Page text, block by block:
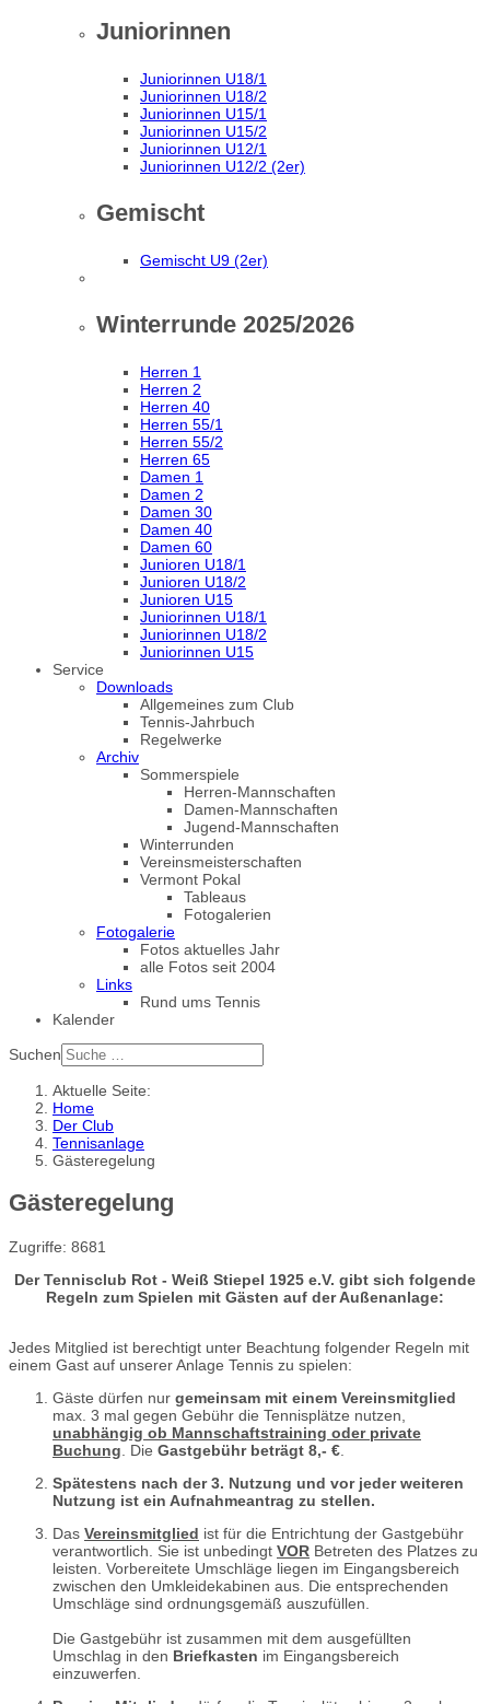
Juniorinnen
Juniorinnen U18/1
Juniorinnen U18/2
Juniorinnen U15/1
Juniorinnen U15/2
Juniorinnen U12/1
Juniorinnen U12/2 (2er)
Gemischt
Gemischt U9 (2er)
Winterrunde 2025/2026
Herren 1
Herren 2
Herren 40
Herren 55/1
Herren 55/2
Herren 65
Damen 1
Damen 2
Damen 30
Damen 40
Damen 60
Junioren U18/1
Junioren U18/2
Junioren U15
Juniorinnen U18/1
Juniorinnen U18/2
Juniorinnen U15
Service
Downloads
Allgemeines zum Club
Tennis-Jahrbuch
Regelwerke
Archiv
Sommerspiele
Herren-Mannschaften
Damen-Mannschaften
Jugend-Mannschaften
Winterrunden
Vereinsmeisterschaften
Vermont Pokal
Tableaus
Fotogalerien
Fotogalerie
Fotos aktuelles Jahr
alle Fotos seit 2004
Links
Rund ums Tennis
Kalender
Suchen
Aktuelle Seite:
Home
Der Club
Tennisanlage
Gästeregelung
Gästeregelung
Zugriffe: 8681
Der Tennisclub Rot - Weiß Stiepel 1925 e.V. gibt sich folgende
Regeln zum Spielen mit Gästen auf der Außenanlage:
Jedes Mitglied ist berechtigt unter Beachtung folgender Regeln mit
einem Gast auf unserer Anlage Tennis zu spielen:
Gäste dürfen nur gemeinsam mit einem Vereinsmitglied
max. 3 mal gegen Gebühr die Tennisplätze nutzen,
unabhängig ob Mannschaftstraining oder private
Buchung . Die Gastgebühr beträgt 8,- €
Spätestens nach der 3. Nutzung und vor jeder weiteren
Nutzung ist ein Aufnahmeantrag zu stellen.
Das Vereinsmitglied ist für die Entrichtung der Gastgebühr
verantwortlich. Sie ist unbedingt VOR Betreten des Platzes zu
leisten. Vorbereitete Umschläge liegen im Eingangsbereich
zwischen den Umkleidekabinen aus. Die entsprechenden
Umschläge sind ordnungsgemäß auszufüllen.
Die Gastgebühr ist zusammen mit dem ausgefüllten
Umschlag in den Briefkasten im Eingangsbereich
einzuwerfen.